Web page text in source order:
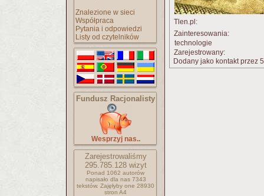
Znalezione w sieci
Współpraca
Pytania i odpowiedzi
Listy od czytelników
Fundusz Racjonalisty
Wesprzyj nas..
Zarejestrowaliśmy
295.785.128wizyt
Ponad 1062 autorów
napisało dla nas 7343
tekstów. Zajęłyby one 28930
stron A4
Tlen.pl:
Zainteresowania:
technologie
Zarejestrowany:
Dodany jako kontakt przez